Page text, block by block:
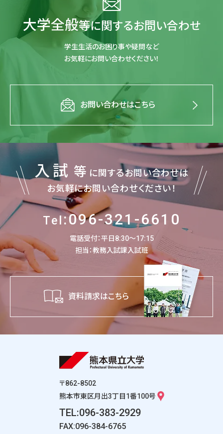
大学全般等に関するお問い合わせ
学生生活のお困り事や疑問など
お気軽にお問い合わせください！
お問い合わせはこちら
入試 等 に関するお問い合わせは
お気軽にお問い合わせください！
Tel:096-321-6610
電話受付：平日8:30～17:15
担当：教務入試課入試班
資料請求はこちら
〒862-8502
熊本市東区月出3丁目1番100号
TEL:096-383-2929
FAX:096-384-6765